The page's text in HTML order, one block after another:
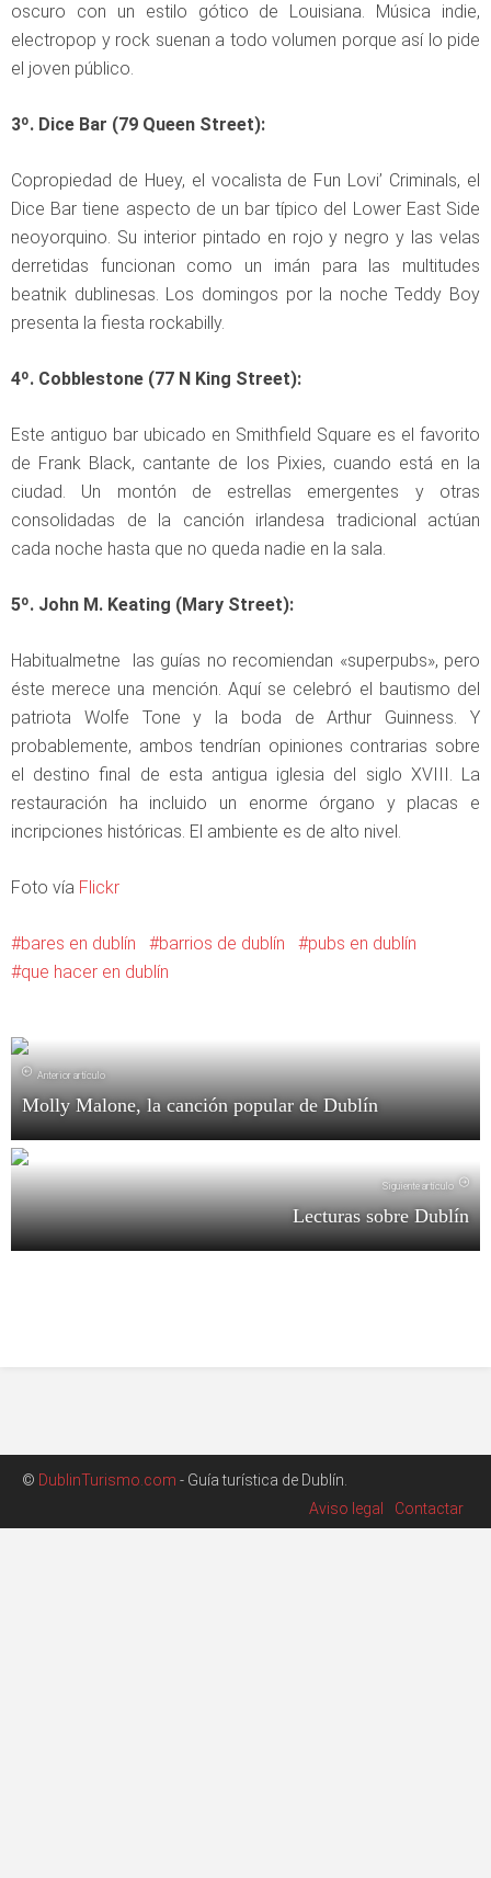
oscuro con un estilo gótico de Louisiana. Música indie,
electropop y rock suenan a todo volumen porque así lo pide
el joven público.
3º. Dice Bar (79 Queen Street):
Copropiedad de Huey, el vocalista de Fun Lovi’ Criminals, el
Dice Bar tiene aspecto de un bar típico del Lower East Side
neoyorquino. Su interior pintado en rojo y negro y las velas
derretidas funcionan como un imán para las multitudes
beatnik dublinesas. Los domingos por la noche Teddy Boy
presenta la fiesta rockabilly.
4º. Cobblestone (77 N King Street):
Este antiguo bar ubicado en Smithfield Square es el favorito
de Frank Black, cantante de los Pixies, cuando está en la
ciudad. Un montón de estrellas emergentes y otras
consolidadas de la canción irlandesa tradicional actúan
cada noche hasta que no queda nadie en la sala.
5º. John M. Keating (Mary Street):
Habitualmetne las guías no recomiendan «superpubs», pero
éste merece una mención. Aquí se celebró el bautismo del
patriota Wolfe Tone y la boda de Arthur Guinness. Y
probablemente, ambos tendrían opiniones contrarias sobre
el destino final de esta antigua iglesia del siglo XVIII. La
restauración ha incluido un enorme órgano y placas e
incripciones históricas. El ambiente es de alto nivel.
Foto vía Flickr
bares en dublín barrios de dublín
pubs en dublín
que hacer en dublín
Anterior artículo
Molly Malone, la canción popular de Dublín
Siguiente artículo
Lecturas sobre Dublín
© DublinTurismo.com - Guía turística de Dublín.
Aviso legal
Contactar